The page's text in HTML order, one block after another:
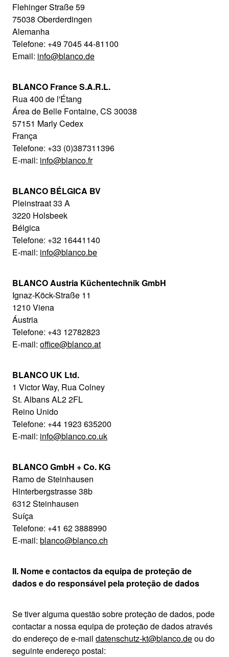
Flehinger Straße 59
75038 Oberderdingen
Alemanha
Telefone: +49 7045 44-81100
Email: info@blanco.de
BLANCO France S.A.R.L.
Rua 400 de l'Étang
Área de Belle Fontaine, CS 30038
57151 Marly Cedex
França
Telefone: +33 (0)387311396
E-mail: info@blanco.fr
BLANCO BÉLGICA BV
Pleinstraat 33 A
3220 Holsbeek
Bélgica
Telefone: +32 16441140
E-mail: info@blanco.be
BLANCO Austria Küchentechnik GmbH
Ignaz-Köck-Straße 11
1210 Viena
Áustria
Telefone: +43 12782823
E-mail: office@blanco.at
BLANCO UK Ltd.
1 Victor Way, Rua Colney
St. Albans AL2 2FL
Reino Unido
Telefone: +44 1923 635200
E-mail: info@blanco.co.uk
BLANCO GmbH + Co. KG
Ramo de Steinhausen
Hinterbergstrasse 38b
6312 Steinhausen
Suíça
Telefone: +41 62 3888990
E-mail: blanco@blanco.ch
II. Nome e contactos da equipa de proteção de
dados e do responsável pela proteção de dados
Se tiver alguma questão sobre proteção de dados, pode
contactar a nossa equipa de proteção de dados através
do endereço de e-mail datenschutz-kt@blanco.deou do
seguinte endereço postal: